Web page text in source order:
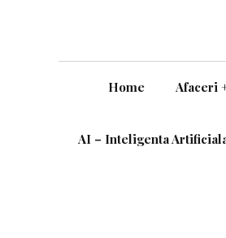
Home Afaceri
AI – Inteligenta